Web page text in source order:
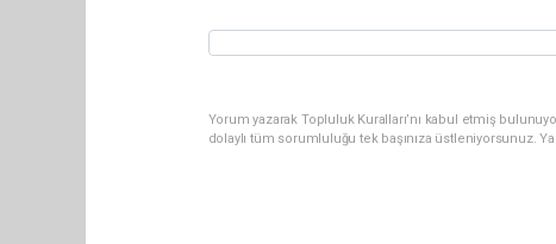
Yorum yazarak Topluluk Kuralları’nı kabul etmiş
dolaylı tüm sorumluluğu tek başınıza üstleniyorsunuz.